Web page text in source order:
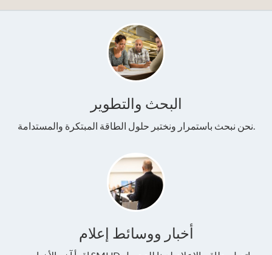
البحث والتطوير
نحن نبحث باستمرار ونختبر حلول الطاقة المبتكرة والمستدامة.
أخبار ووسائط إعلام